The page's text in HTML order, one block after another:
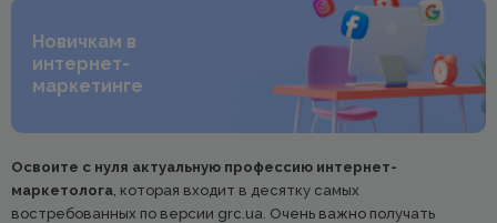
Новичкам в
интернет-
маркетинге
Освоите с нуля актуальную профессию интернет-
маркетолога , которая входит в десятку самых
востребованных по версии grc.ua. Очень важно получать